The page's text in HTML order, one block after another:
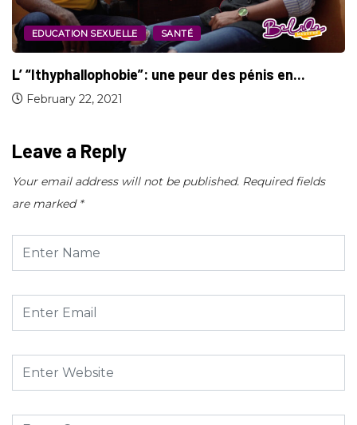
EDUCATION SEXUELLE SANTÉ
L’ “Ithyphallophobie”: une peur des pénis en...
February 22, 2021
Leave a Reply
Your email address will not be published. Required fields
are marked *